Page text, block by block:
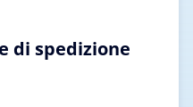
di spedizione